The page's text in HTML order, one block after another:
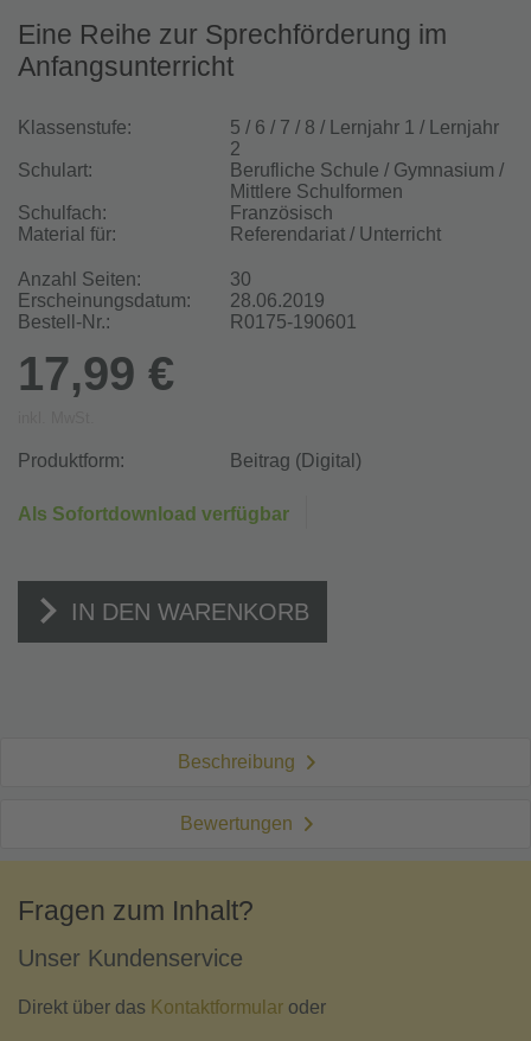
Eine Reihe zur Sprechförderung im
Anfangsunterricht
Klassenstufe:
5 / 6 / 7 / 8 / Lernjahr 1 / Lernjahr
2
Schulart:
Berufliche Schule / Gymnasium /
Mittlere Schulformen
Schulfach:
Französisch
Material für:
Referendariat / Unterricht
Anzahl Seiten:
30
Erscheinungsdatum:
28.06.2019
Bestell-Nr.:
R0175-190601
17,99 €
Produktform: Beitrag (Digital)
Als Sofortdownload verfügbar
IN DEN WARENKORB
Beschreibung
Bewertungen
Fragen zum Inhalt?
Unser Kundenservice
Direkt über das Kontaktformular oder